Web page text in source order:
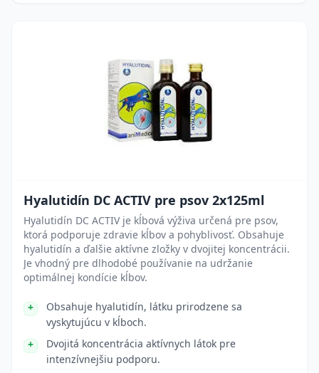
Hyalutidín DC ACTIV pre psov 2x125ml
Hyalutidín DC ACTIV je kĺbová výživa určená pre psov,
ktorá podporuje zdravie kĺbov a pohyblivosť. Obsahuje
hyalutidín a ďalšie aktívne zložky v dvojitej koncentrácii.
Je vhodný pre dlhodobé používanie na udržanie
optimálnej kondície kĺbov.
Obsahuje hyalutidín, látku prirodzene sa
vyskytujúcu v kĺboch.
Dvojitá koncentrácia aktívnych látok pre
intenzívnejšiu podporu.